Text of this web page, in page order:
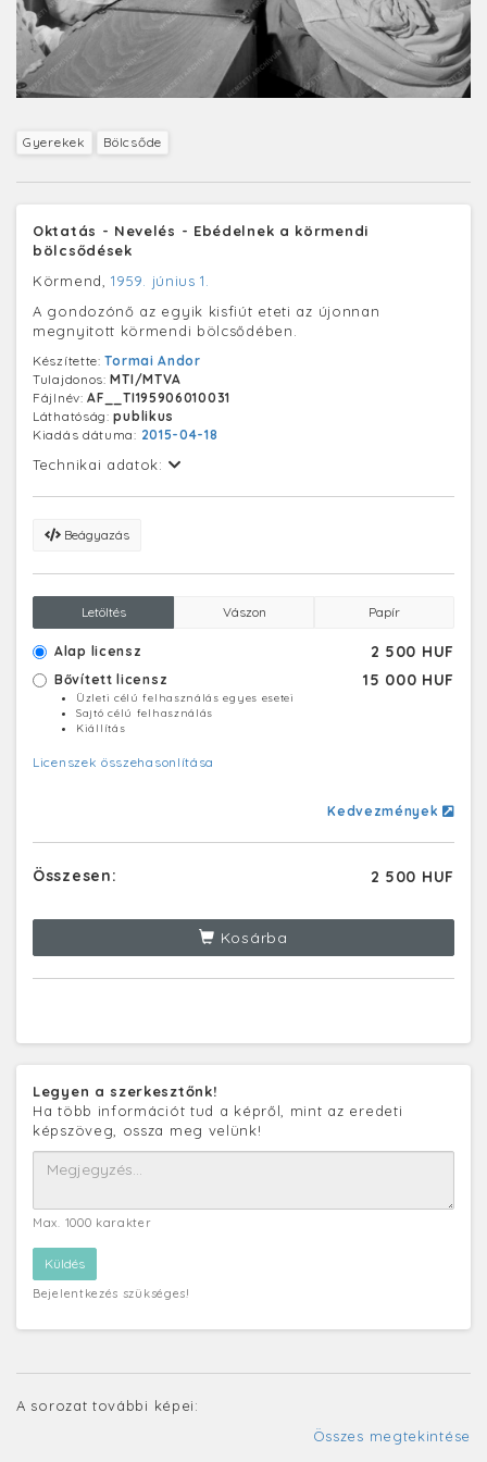
Gyerekek Bölcsőde
Oktatás - Nevelés - Ebédelnek a körmendi
bölcsődések
Körmend,1959. június 1.
A gondozónő az egyik kisfiút eteti az újonnan
megnyitott körmendi bölcsődében.
Készítette:Tormai Andor
Tulajdonos:MTI/MTVA
Fájlnév:AF__TI195906010031
Láthatóság:publikus
Kiadás dátuma: 2015-04-18
Technikai adatok:
Beágyazás
Letöltés Vászon Papír
Alap licensz 2 500 HUF
Bővített licensz 15 000 HUF
Üzleti célú felhasználás egyes esetei
Sajtó célú felhasználás
Kiállítás
Licenszek összehasonlítása
Kedvezmények
Összesen: 2 500 HUF
Kosárba
Legyen a szerkesztőnk!
Ha több információt tud a képről, mint az eredeti
képszöveg, ossza meg velünk!
Max. 1000 karakter
Bejelentkezés szükséges!
A sorozat további képei:
Összes megtekintése